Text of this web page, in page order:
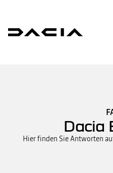
Dacia
Hier finden Sie Antworten